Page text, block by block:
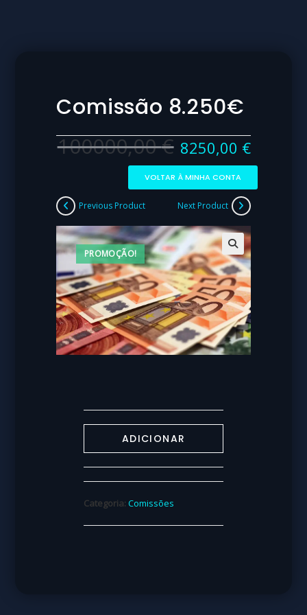
Comissão 8.250€
100000,00€ 8250,00 €
VOLTAR À MINHA CONTA
PROMOÇÃO!
Previous Product Next Product
ADICIONAR
Categoria:Comissões